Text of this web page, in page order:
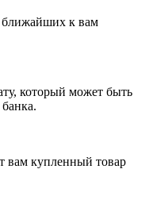
ближайших к вам
который может быть
вам купленный товар